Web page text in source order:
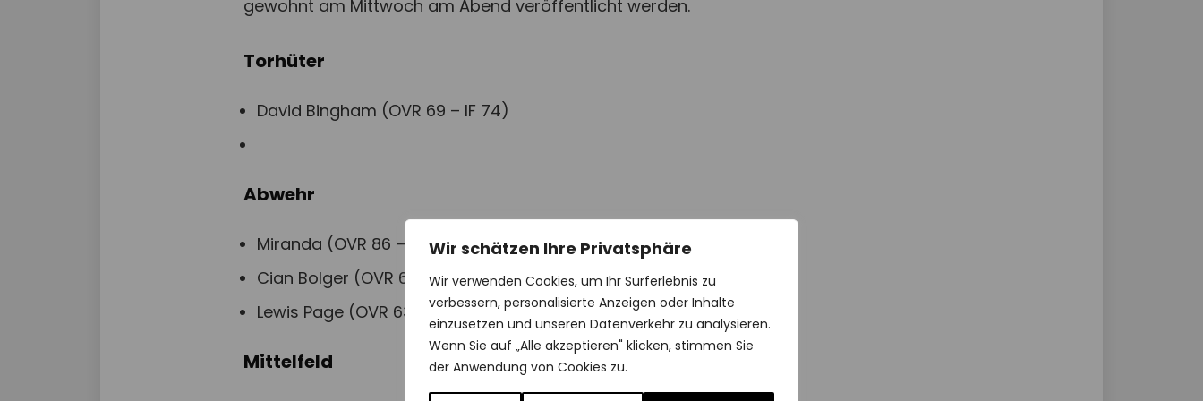
Wir schätzen Ihre Privatsphäre
Wir verwenden Cookies, um Ihr Surferlebnis zu
verbessern, personalisierte Anzeigen oder Inhalte
einzusetzen und unseren Datenverkehr zu analysieren.
Wenn Sie auf „Alle akzeptieren" klicken, stimmen Sie
der Anwendung von Cookies zu.
gewohnt am Mittwoch am Abend veröffentlicht werden.
Torhüter
David Bingham (OVR 69 – IF 74)
Abwehr
Miranda (OVR 86 – IF 88)
Cian Bolger (OVR 63 – IF 70)
Lewis Page (OVR 63 – IF 74)
Mittelfeld